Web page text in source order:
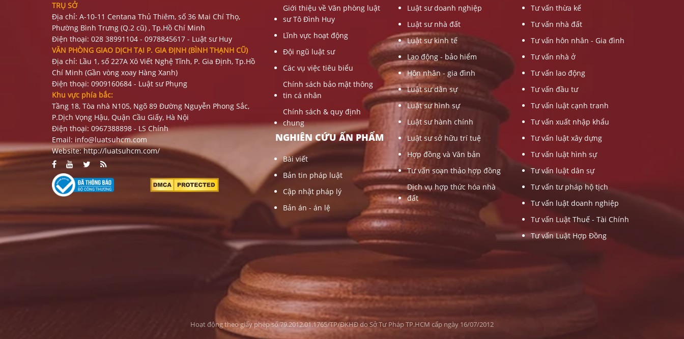
TRỤ SỞ
Địa chỉ: A-10-11 Centana Thủ Thiêm, số 36 Mai Chí Thọ,
Phường Bình Trưng (Q.2 cũ) , Tp.Hồ Chí Minh
Điện thoại: 028 38991104 - 0978845617 - Luật sư Huy
VĂN PHÒNG GIAO DỊCH TẠI P. GIA ĐỊNH (BÌNH THẠNH CŨ)
Địa chỉ: Lầu 1, số 227A Xô Viết Nghệ Tĩnh, P. Gia Định, Tp.Hồ
Chí Minh (Gần vòng xoay Hàng Xanh)
Điện thoại: 0909160684 - Luật sư Phụng
Khu vực phía bắc:
Tầng 18, Tòa nhà N105, Ngõ 89 Đường Nguyễn Phong Sắc,
P.Dịch Vọng Hậu, Quận Cầu Giấy, Hà Nội
Điện thoại: 0967388898 - LS Chính
Email: info@luatsuhcm.com
Website:http://luatsuhcm.com/
Giới thiệu về Văn phòng luật
sư Tô Đình Huy
Lĩnh vực hoạt động
Đội ngũ luật sư
Các vụ việc tiêu biểu
Chính sách bảo mật thông
tin cá nhân
Chính sách & quy định
chung
NGHIÊN CỨU ẤN PHẨM
Bài viết
Bản tin pháp luật
Cập nhật pháp lý
Bản án - án lệ
Luật sư doanh nghiệp
Luật sư nhà đất
Luật sư kinh tế
Lao động - bảo hiểm
Hôn nhân - gia đình
Luật sư dân sự
Luật sư hình sự
Luật sư hành chính
Luật sư sở hữu trí tuệ
Hợp đồng và Văn bản
Tư vấn soạn thảo hợp đồng
Dịch vụ hợp thức hóa nhà
đất
Tư vấn thừa kế
Tư vấn nhà đất
Tư vấn hôn nhân - Gia đình
Tư vấn nhà ở
Tư vấn lao động
Tư vấn đầu tư
Tư vấn luật cạnh tranh
Tư vấn xuất nhập khẩu
Tư vấn luật xây dựng
Tư vấn luật hình sự
Tư vấn luật dân sự
Tư vấn tư pháp hộ tịch
Tư vấn luật doanh nghiệp
Tư vấn Luật Thuế - Tài Chính
Tư vấn Luật Hợp Đồng
Hoạt động theo giấy phép số 79.2012.01.1765/TP/ĐKHĐ do Sở Tư Pháp TP.HCM cấp ngày 16/07/2012